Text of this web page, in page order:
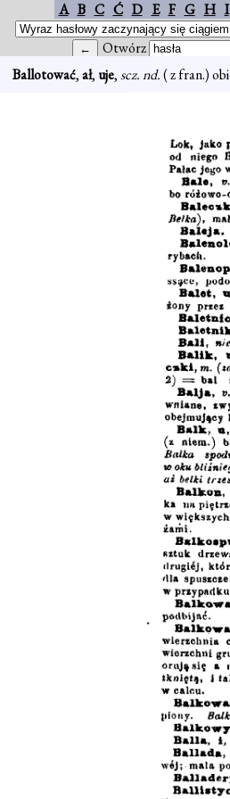
A B C Ć D E F G H I
Otwórz
Ballotować,ał, uje,scz. nd.( z fran.)